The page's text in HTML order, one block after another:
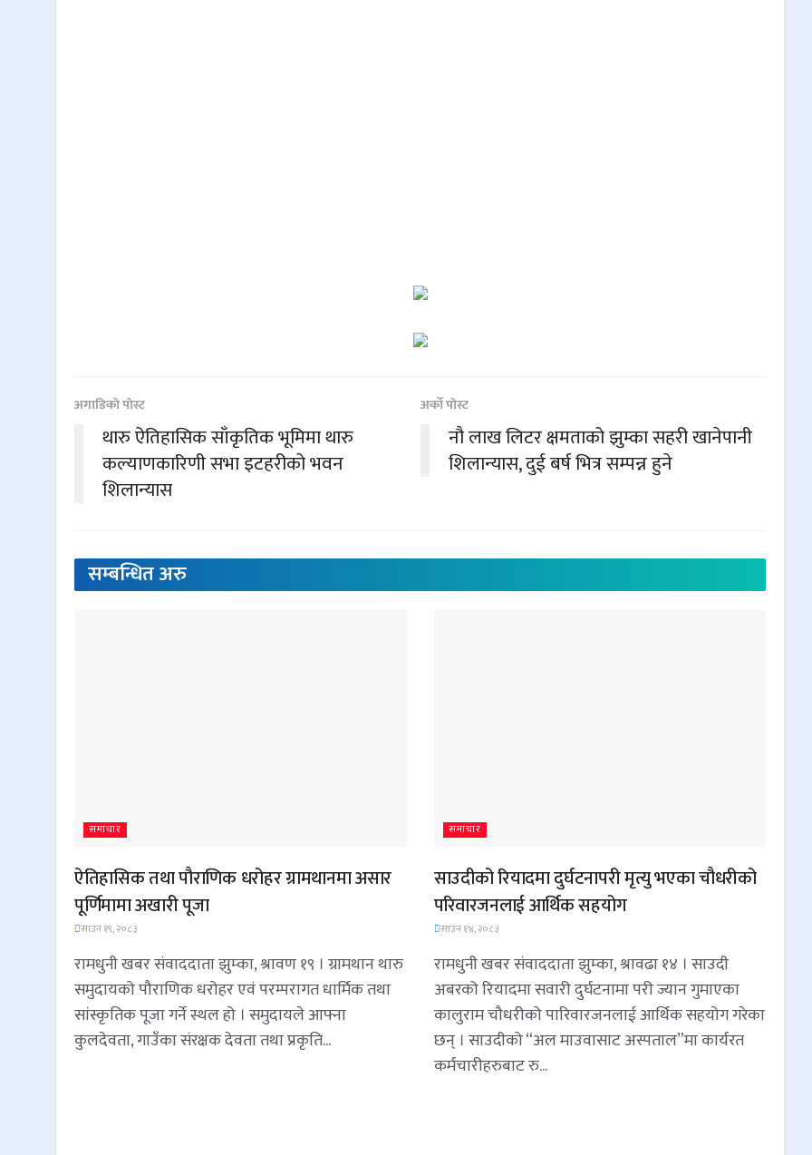
अगाडिकाे पाेस्ट
थारु ऐतिहासिक साँकृतिक भूमिमा थारु
कल्याणकारिणी सभा इटहरीको भवन
शिलान्यास
अर्काे पाेस्ट
नौ लाख लिटर क्षमताको झुम्का सहरी खानेपानी
शिलान्यास, दुई बर्ष भित्र सम्पन्न हुने
सम्बन्धितअरु
समाचार
ऐतिहासिक तथा पौराणिक धरोहर ग्रामथानमा असार
पूर्णिमामा अखारी पूजा
साउन १९, २०८३
रामधुनी खबर संवाददाता झुम्का, श्रावण १९ । ग्रामथान थारु
समुदायको पौराणिक धरोहर एवं परम्परागत धार्मिक तथा
सांस्कृतिक पूजा गर्ने स्थल हो । समुदायले आफ्ना
कुलदेवता, गाउँका संरक्षक देवता तथा प्रकृति...
समाचार
साउदीको रियादमा दुर्घटनापरी मृत्यु भएका चौधरीको
परिवारजनलाई आर्थिक सहयोग
साउन १४, २०८३
रामधुनी खबर संवाददाता झुम्का, श्रावढा १४ । साउदी
अबरको रियादमा सवारी दुर्घटनामा परी ज्यान गुमाएका
कालुराम चौधरीको पारिवारजनलाई आर्थिक सहयोग गरेका
छन् । साउदीको “अल माउवासाट अस्पताल”मा कार्यरत
कर्मचारीहरुबाट रु...